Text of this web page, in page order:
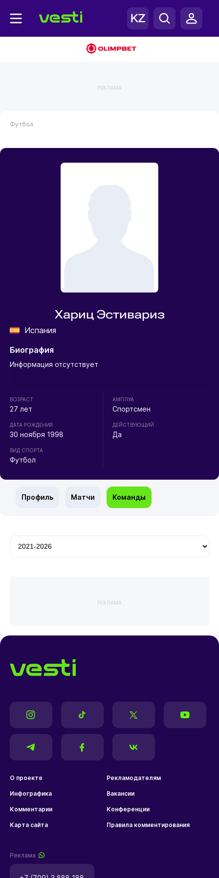
РЕКЛАМА
Футбол
Хариц Эстивариз
Испания
Биография
Информация отсутствует
ВОЗРАСТ
27 лет
ДАТА РОЖДЕНИЯ
30 ноября 1998
ВИД СПОРТА
Футбол
АМПЛУА
Спортсмен
ДЕЙСТВУЮЩИЙ
Да
Профиль Матчи Команды
РЕКЛАМА
О проекте Рекламодателям
Инфографика Вакансии
Комментарии Конференции
Карта сайта Правила комментирования
Реклама